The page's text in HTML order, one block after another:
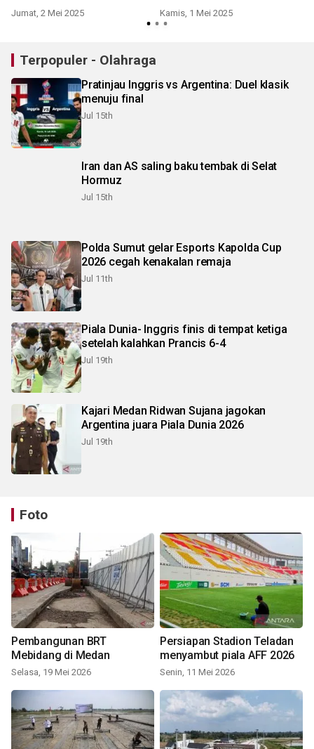
Jumat, 2 Mei 2025 Kamis, 1 Mei 2025
Terpopuler - Olahraga
Pratinjau Inggris vs Argentina: Duel klasik
menuju final
Jul 15th
Iran dan AS saling baku tembak di Selat
Hormuz
Jul 15th
Polda Sumut gelar Esports Kapolda Cup
2026 cegah kenakalan remaja
Jul 11th
Piala Dunia- Inggris finis di tempat ketiga
setelah kalahkan Prancis 6-4
Jul 19th
Kajari Medan Ridwan Sujana jagokan
Argentina juara Piala Dunia 2026
Jul 19th
Foto
Pembangunan BRT
Mebidang di Medan
Selasa, 19 Mei 2026
Persiapan Stadion Teladan
menyambut piala AFF 2026
Senin, 11 Mei 2026